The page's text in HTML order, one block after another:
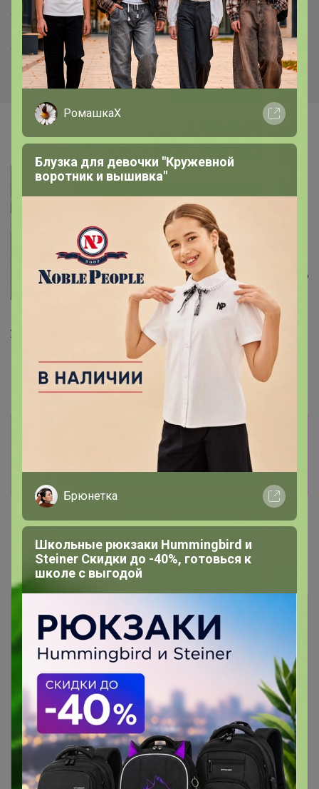
оформляем счет 3. Ждем сбора товара и затем нам
выставляют окончательный счет и мы оперативно его
оплачиваем ДАЖЕ ЕСЛИ ОПЛАТА ВЫПАДАЕТ НА
ВЫХОДНЫЕ ИЛИ ПРАЗДНИКИ !!!!
Самые желанные
210р
Спанбонд Черный 60мк,
34р
Технохим краска д/ткани
унив.Синяя
Информация о заказах доступна
лишь членам клуба
Показать
Показаны записи 1-2из2.
Чтобы ответить или задать вопрос
необходимо авторизоваться на сайте
Это займет меньше минуты
Войти Зарегистрироваться
РомашкаХ
Блузка для девочки "Кружевной
воротник и вышивка"
Брюнетка
Школьные рюкзаки Hummingbird и
Steiner Скидки до -40%, готовься к
школе с выгодой